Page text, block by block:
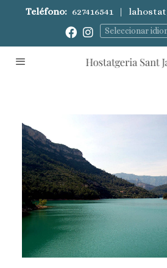
Teléfono: 627416541 |
Seleccionar